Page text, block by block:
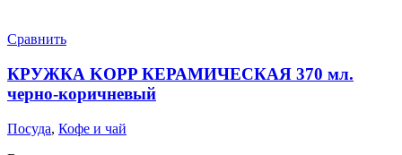
Сравнить
КРУЖКА KOPP КЕРАМИЧЕСКАЯ 370 мл.
черно-коричневый
Посуда, Кофе и чай